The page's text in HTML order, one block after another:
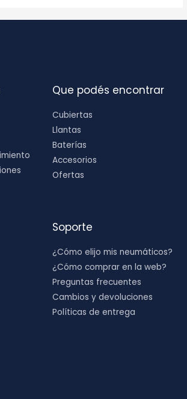
Que podés encontrar
Cubiertas
Llantas
Baterías
Accesorios
Ofertas
Soporte
¿Cómo elijo mis neumáticos?
¿Cómo comprar en la web?
Preguntas frecuentes
Cambios y devoluciones
Políticas de entrega